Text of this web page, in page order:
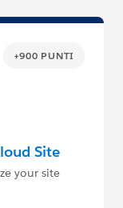
+900 PUNTI
Site
your site